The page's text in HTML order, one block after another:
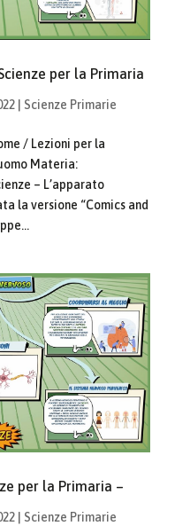
per la Primaria
| Scienze Primarie
/ Lezioni per la
Materia:
– L’apparato
la versione “Comics and
per la Primaria –
| Scienze Primarie